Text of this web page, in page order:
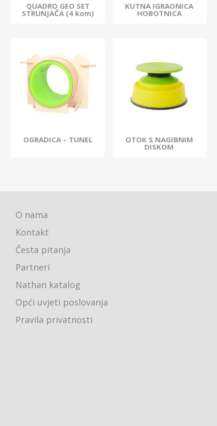
QUADRO GEO SET
STRUNJAČA (4 kom)
KUTNA IGRAONICA
HOBOTNICA
OGRADICA – TUNEL OTOK S NAGIBNIM
DISKOM
O nama
Kontakt
Česta pitanja
Partneri
Nathan katalog
Opći uvjeti poslovanja
Pravila privatnosti